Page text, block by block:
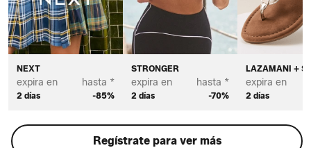
NEXT
expira en
2 días
hasta *
-85%
STRONGER
expira en
2 días
hasta *
-70%
LAZAMANI +
expira en
2 días
Regístrate para ver más